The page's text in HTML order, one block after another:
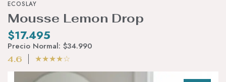
ECOSLAY
Mousse Lemon Drop
$17.495
Precio Normal: $34.990
4.6 ★★★★☆